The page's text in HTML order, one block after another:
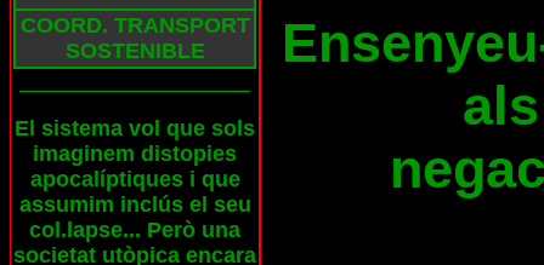
COORD. TRANSPORT
SOSTENIBLE
El sistema vol que sols
imaginem distopies
apocalíptiques i que
assumim inclús el seu
col.lapse... Però una
societat utòpica encara